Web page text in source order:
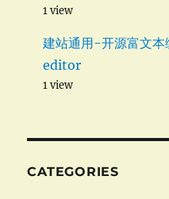
1 view
建站通用-开源富文
editor
1 view
CATEGORIES